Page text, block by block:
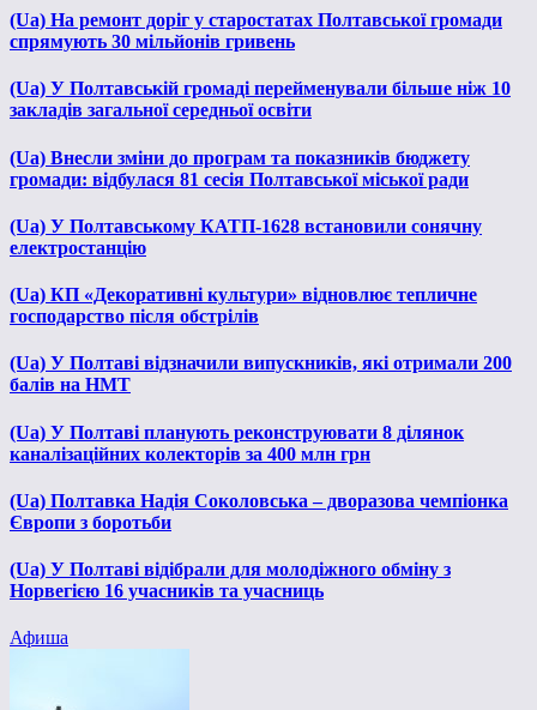
(Ua) На ремонт доріг у старостатах Полтавської громади
спрямують 30 мільйонів гривень
(Ua) У Полтавській громаді перейменували більше ніж 10
закладів загальної середньої освіти
(Ua) Внесли зміни до програм та показників бюджету
громади: відбулася 81 сесія Полтавської міської ради
(Ua) У Полтавському КАТП-1628 встановили сонячну
електростанцію
(Ua) КП «Декоративні культури» відновлює тепличне
господарство після обстрілів
(Ua) У Полтаві відзначили випускників, які отримали 200
балів на НМТ
(Ua) У Полтаві планують реконструювати 8 ділянок
каналізаційних колекторів за 400 млн грн
(Ua) Полтавка Надія Соколовська – дворазова чемпіонка
Європи з боротьби
(Ua) У Полтаві відібрали для молодіжного обміну з
Норвегією 16 учасників та учасниць
Афиша